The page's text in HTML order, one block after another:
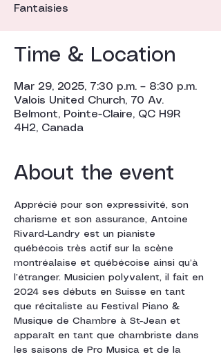
Fantaisies
Time & Location
Mar 29, 2025, 7:30 p.m. – 8:30 p.m.
Valois United Church, 70 Av.
Belmont, Pointe-Claire, QC H9R
4H2, Canada
About the event
Apprécié pour son expressivité, son
charisme et son assurance, Antoine
Rivard-Landry est un pianiste
québécois très actif sur la scène
montréalaise et québécoise ainsi qu’à
l’étranger. Musicien polyvalent, il fait en
2024 ses débuts en Suisse en tant
que récitaliste au Festival Piano &
Musique de Chambre à St-Jean et
apparaît en tant que chambriste dans
les saisons de Pro Musica et de la